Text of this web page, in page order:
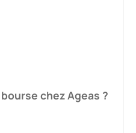
chez Ageas ?